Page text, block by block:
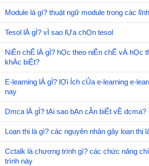
Module là gì? thuật ngữ module trong các
Tesol lÀ gÌ? vÌ sao lỰa chỌn tesol
NiÊn chẾ lÀ gÌ? hỌc theo niÊn chẾ vÀ hỌc
khÁc biỆt?
E-learning lÀ gÌ? lỢi Ích cỦa e-learning e-
nay
Dmca lÀ gÌ? tẠi sao bẠn cẦn biẾt vỀ dcma?
Loạn thị là gì? các nguyên nhân gây loạn thị
Cctalk là chương trình gì? các chức năng
trình này